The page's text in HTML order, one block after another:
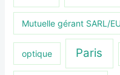
Mutuelle gérant SARL/
optique Paris